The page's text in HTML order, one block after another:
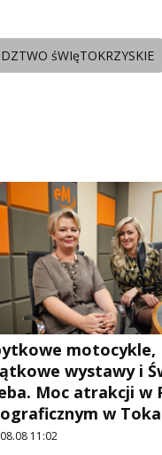
śWIęTOKRZYSKIE
motocykle,
wystawy i
Moc atrakcji w
w
11:02